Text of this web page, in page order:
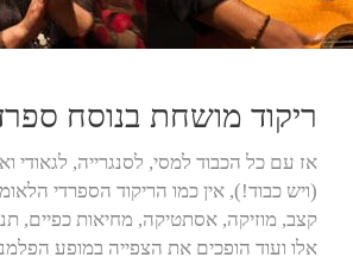
ריקוד מושחת בנוסח
אז עם כל הכבוד למסי, לסנגרייה, לגאודי
(ויש כבוד!), אין כמו הריקוד הספרדי
קצב, מוזיקה, אסתטיקה, מחיאות כפיים,
אלו ועוד הופכים את הצפייה במופע